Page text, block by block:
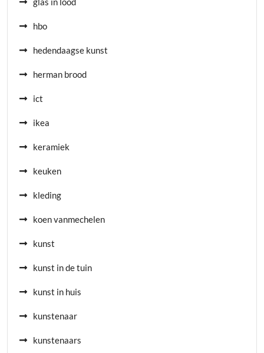
hbo
hedendaagse kunst
herman brood
ict
ikea
keramiek
keuken
kleding
koen vanmechelen
kunst
kunst in de tuin
kunst in huis
kunstenaar
kunstenaars